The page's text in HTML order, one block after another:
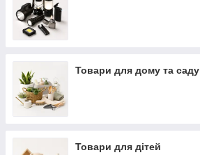
Товари для дому та саду
Товари для дітей